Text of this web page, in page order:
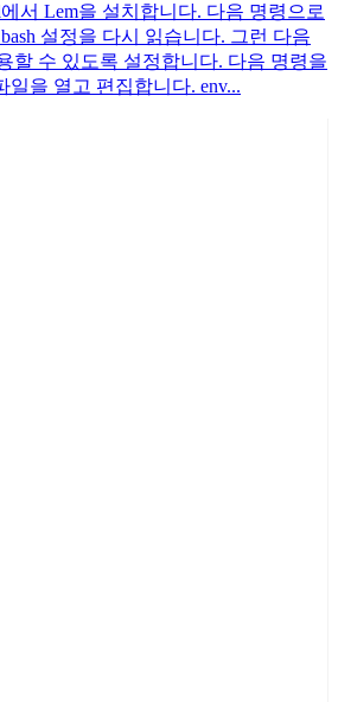
서 Lem을 설치합니다. 다음 명령으로
설정을 다시 읽습니다. 그런 다음
할 수 있도록 설정합니다. 다음 명령을
일을 열고 편집합니다. env...